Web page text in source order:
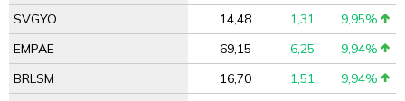
SVGYO
14,48 1,31
9,95%
EMPAE
69,15 6,25
9,94%
BRLSM
16,70 1,51
9,94%